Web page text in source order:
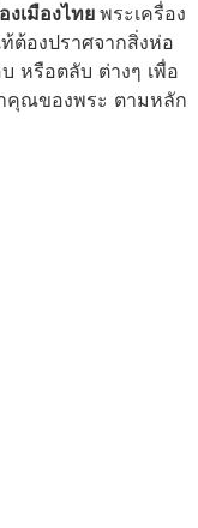
งเมืองไทย พระเครื่อง
ต้องปราศจากสิ่งห่อ
หรือตลับ ต่างๆ เพื่อ
คุณของพระ ตามหลัก